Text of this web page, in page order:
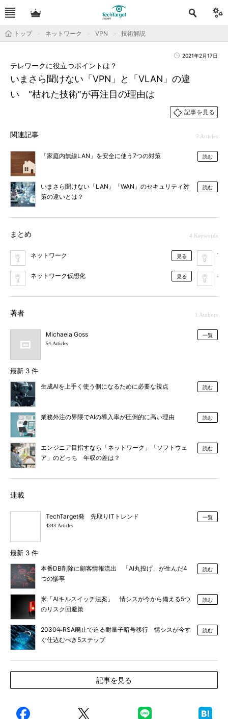
トップ ネットワーク VPN 技術解説
2021年2月17日
いまさら聞けない「VPN」と「VLAN」の違
い “枯れた技術”が再注目の理由は
テレワークに役立つポイントは？
記事を見る
関連記事 2 Articles
「家庭内無線LAN」を安全に使う7つの対策 読む
いまさら聞けない「LAN」「WAN」のセキュリティ対
策の違いとは？
読む
まとめ 4 Keywords
ネットワーク 見る
ネットワーク仮想化 見る 在
著者 1 Authors
Michaela Goss
54 Articles
一覧
最新 3 件
生成AIを上手く使う側になるために必要な視点 読む
業務外注の界隈でAIの導入率が圧倒的に高い理由 読む
エンジニア目指すなら「ネットワーク」「ソフトウェ
ア」のどっち 年収の差は？
読む
連載
TechTarget発 先取りITトレンド
4343 Articles
一覧
最新 3 件
本番DB削除に顧客情報流出 「AI丸投げ」が生んだ4
つの惨事
読む
米「AIキルスイッチ法案」 情シスが今から備える5つ
のリスク回避策
読む
2030年RSA廃止で迫る耐量子暗号移行 情シスが今す
ぐ仕込むべき5ステップ
読む
記事を見る